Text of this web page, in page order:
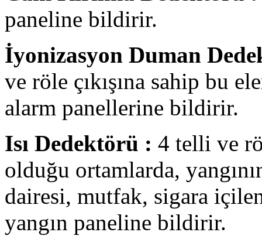
paneline bildirir.
İyonizasyon Duman
ve röle çıkışına sahip bu
alarm panellerine bildirir.
Isı Dedektörü : 4 telli ve
olduğu ortamlarda,
dairesi, mutfak, sigara
yangın paneline bildirir.